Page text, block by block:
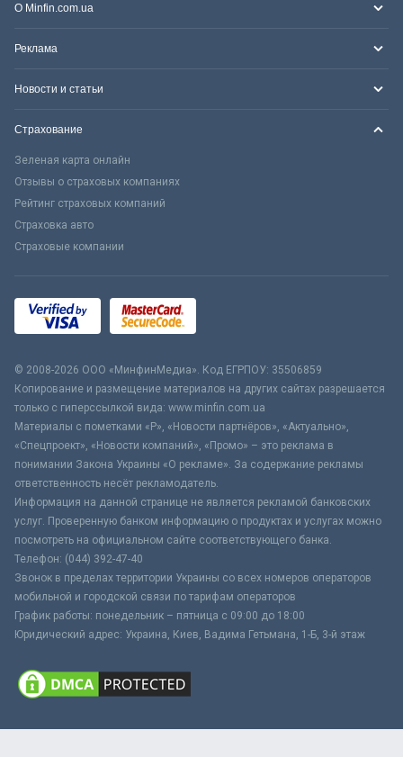
О Minfin.com.ua
Реклама
Новости и статьи
Страхование
Зеленая карта онлайн
Отзывы о страховых компаниях
Рейтинг страховых компаний
Страховка авто
Страховые компании
© 2008-2026 ООО «МинфинМедиа». Код ЕГРПОУ: 35506859
Копирование и размещение материалов на других сайтах разрешается
только с гиперссылкой вида: www.minfin.com.ua
Материалы с пометками «Р», «Новости партнёров», «Актуально»,
«Спецпроект», «Новости компаний», «Промо» – это реклама в
понимании Закона Украины «О рекламе». За содержание рекламы
ответственность несёт рекламодатель.
Информация на данной странице не является рекламой банковских
услуг. Проверенную банком информацию о продуктах и услугах можно
посмотреть на официальном сайте соответствующего банка.
Телефон: (044) 392-47-40
Звонок в пределах территории Украины со всех номеров операторов
мобильной и городской связи по тарифам операторов
График работы: понедельник – пятница с 09:00 до 18:00
Юридический адрес: Украина, Киев, Вадима Гетьмана, 1-Б, 3-й этаж